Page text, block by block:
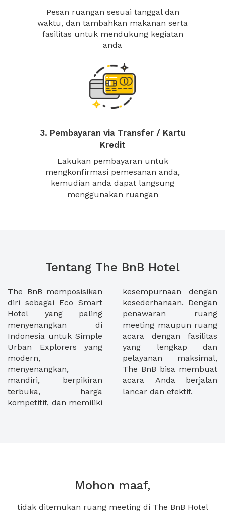
Pesan ruangan sesuai tanggal dan
waktu, dan tambahkan makanan serta
fasilitas untuk mendukung kegiatan
anda
3. Pembayaran via Transfer / Kartu
Kredit
Lakukan pembayaran untuk
mengkonfirmasi pemesanan anda,
kemudian anda dapat langsung
menggunakan ruangan
Tentang The BnB Hotel
The BnB memposisikan
diri sebagai Eco Smart
Hotel yang paling
menyenangkan di
Indonesia untuk Simple
Urban Explorers yang
modern,
menyenangkan,
mandiri, berpikiran
terbuka, harga
kompetitif, dan memiliki
kesempurnaan dengan
kesederhanaan. Dengan
penawaran ruang
meeting maupun ruang
acara dengan fasilitas
yang lengkap dan
pelayanan maksimal,
The BnB bisa membuat
acara Anda berjalan
lancar dan efektif.
Mohon maaf,
tidak ditemukan ruang meeting di The BnB Hotel